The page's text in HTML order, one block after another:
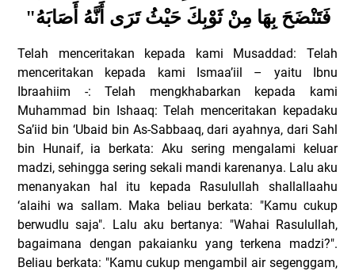
فَتَنْضَحَ بِهَا مِنْ ثَوْبِكَ حَيْثُ تَرَى أَنَّهُ أَصَابَهُ"
Telah menceritakan kepada kami Musaddad: Telah
menceritakan kepada kami Ismaa’iil – yaitu Ibnu
Ibraahiim -: Telah mengkhabarkan kepada kami
Muhammad bin Ishaaq: Telah menceritakan kepadaku
Sa’iid bin ‘Ubaid bin As-Sabbaaq, dari ayahnya, dari Sahl
bin Hunaif, ia berkata: Aku sering mengalami keluar
madzi, sehingga sering sekali mandi karenanya. Lalu aku
menanyakan hal itu kepada Rasulullah shallallaahu
‘alaihi wa sallam. Maka beliau berkata: "Kamu cukup
berwudlu saja". Lalu aku bertanya: "Wahai Rasulullah,
bagaimana dengan pakaianku yang terkena madzi?".
Beliau berkata: "Kamu cukup mengambil air segenggam,